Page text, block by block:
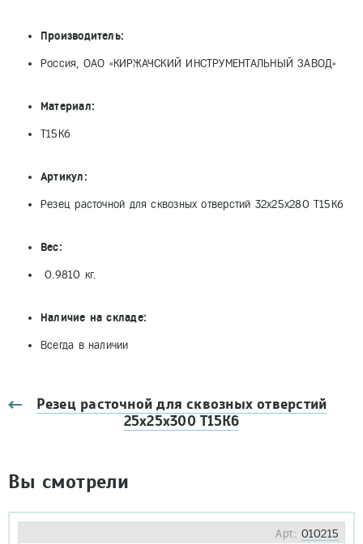
Производитель:
Россия, ОАО «КИРЖАЧСКИЙ ИНСТРУМЕНТАЛЬНЫЙ ЗАВОД»
Материал:
Т15К6
Артикул:
Резец расточной для сквозных отверстий 32х25х280 Т15К6
Вес:
0.9810 кг.
Наличие на складе:
Всегда в наличии
Резец расточной для сквозных отверстий
25х25х300 Т15К6
Вы смотрели
Арт.: 010215